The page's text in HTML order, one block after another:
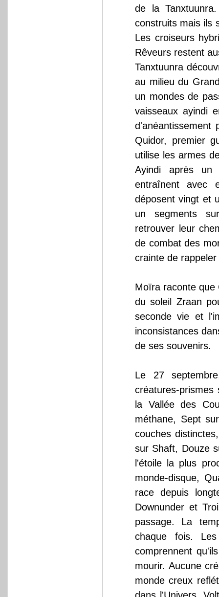
de la
construits mais ils
Les croiseurs
Rêveurs restent
Tanxtuunra
au milieu du
un mondes de
vaisseaux ayindi
d'anéantissement
Quidor, premier
utilise les armes
Ayindi après un
entraînent avec
déposent vingt et
un segments
retrouver leur
de combat des
crainte de
Moïra raconte que
du soleil Zraan
seconde vie et
inconsistances
de ses souvenirs.
Le 27
créatures-
la Vallée des
méthane, Sept
couches
sur Shaft, Douze
l'étoile la plus
monde-disque,
race depuis
Downunder et
passage. La
chaque fois.
comprennent
mourir. Aucune
monde creux